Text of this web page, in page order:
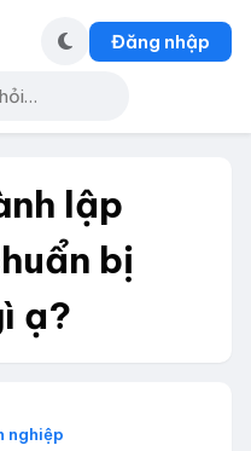
Đăng nhập
lập
bị
ạ?
nghiệp